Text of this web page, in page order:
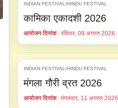
INDIAN FESTIVAL/HINDU FESTIVAL
कामिका एकादशी 2026
आयोजन दिनांक: रविवार, 09 अगस्त 2026
INDIAN FESTIVAL/HINDU FESTIVAL
मंगला गौरी व्रत 2026
आयोजन दिनांक: मंगलवार, 11 अगस्त 2026